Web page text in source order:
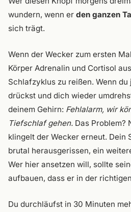
wundern, wenn er den ganzen
sich trägt.
Wenn der Wecker zum ersten
Körper Adrenalin und Cortisol
Schlafzyklus zu reißen. Wenn du
drückst und dich wieder
deinem Gehirn: Fehlalarm, wir
Tiefschlaf gehen. Das Problem?
klingelt der Wecker erneut. Dein
brutal herausgerissen, ein
Wer hier ansetzen will, sollte
aufbauen, dass er in der
Du durchläufst in 30 Minuten